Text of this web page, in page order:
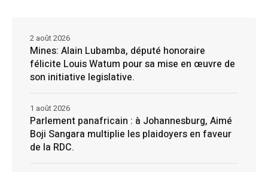
Mines: Alain Lubamba, député honoraire
félicite Louis Watum pour sa mise en œuvre de
son initiative legislative.
2 août 2026
Parlement panafricain : à Johannesburg, Aimé
Boji Sangara multiplie les plaidoyers en faveur
de la RDC.
1 août 2026